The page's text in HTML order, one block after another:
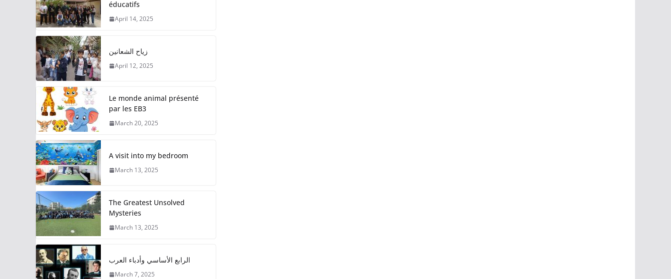
éducatifs
April 14, 2025
زياح الشعانين
April 12, 2025
Le monde animal présenté
par les EB3
March 20, 2025
A visit into my bedroom
March 13, 2025
The Greatest Unsolved
Mysteries
March 13, 2025
الرابع الأساسي وأدباء العرب
March 7, 2025